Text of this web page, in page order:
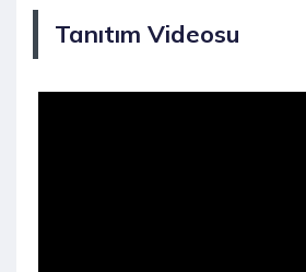
Tanıtım Videosu